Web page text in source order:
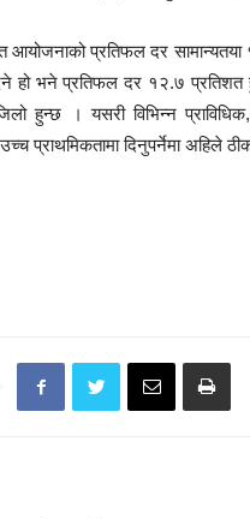
आयोजनाको प्रतिफल दर
हो भने प्रतिफल दर १२.७ प्रतिशत
हुन्छ । यसरी विभिन्न
प्राथमिकतामा दिनुपर्नेमा अहिले